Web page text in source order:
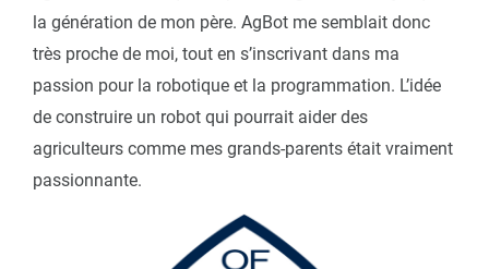
la génération de mon père. AgBot me semblait donc
très proche de moi, tout en s’inscrivant dans ma
passion pour la robotique et la programmation. L’idée
de construire un robot qui pourrait aider des
agriculteurs comme mes grands-parents était vraiment
passionnante.